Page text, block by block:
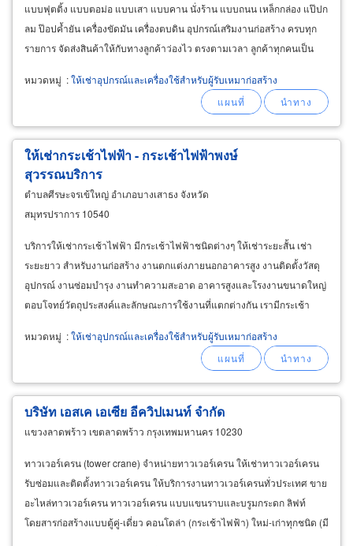
แบบฟุตติ้ง แบบตอม่อ แบบเสา แบบคาน นั่งร้าน แบบถนน เหล็กกล่อง แป๊ปก
ลม ป๊อปค้ำยัน เครื่องขัดมัน เครื่องตบดิน อุปกรณ์เสริมงานก่อสร้าง ครบทุก
รายการ จัดส่งสินค้าให้กับทางลูกค้าว่องไว ตรงตามเวลา ลูกค้าทุกคนเป็น
หมวดหมู่ :ให้เช่าอุปกรณ์และเครื่องใช้สำหรับผู้รับเหมาก่อสร้าง
ให้เช่ากระเช้าไฟฟ้า - กระเช้าไฟฟ้าพงษ์
สุวรรณบริการ
ตำบลศีรษะจรเข้ใหญ่ อำเภอบางเสาธง จังหวัด
สมุทรปราการ 10540
บริการให้เช่ากระเช้าไฟฟ้า มีกระเช้าไฟฟ้าชนิดต่างๆ ให้เช่าระยะสั้น เช่า
ระยะยาว สำหรับงานก่อสร้าง งานตกแต่งภายนอกอาคารสูง งานติดตั้งวัสดุ
อุปกรณ์ งานซ่อมบำรุง งานทำความสะอาด อาคารสูงและโรงงานขนาดใหญ่
ตอบโจทย์วัตถุประสงค์และลักษณะการใช้งานที่แตกต่างกัน เรามีกระเช้า
หมวดหมู่ :ให้เช่าอุปกรณ์และเครื่องใช้สำหรับผู้รับเหมาก่อสร้าง
บริษัท เอสเค เอเซีย อีควิปเมนท์ จำกัด
แขวงลาดพร้าว เขตลาดพร้าว กรุงเทพมหานคร 10230
ทาวเวอร์เครน (tower crane) จำหน่ายทาวเวอร์เครน ให้เช่าทาวเวอร์เครน
รับซ่อมและติดตั้งทาวเวอร์เครน ให้บริการงานทาวเวอร์เครนทั่วประเทศ ขาย
อะไหล่ทาวเวอร์เครน ทาวเวอร์เครน แบบแขนราบและบรูมกระดก ลิฟท์
โดยสารก่อสร้างแบบตู้คู่-เดี่ยว คอนโดล่า (กระเช้าไฟฟ้า) ใหม่-เก่าทุกชนิด (มี